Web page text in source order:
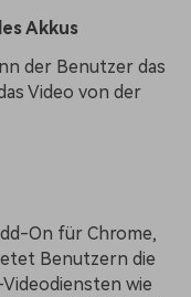
Akkus
der Benutzer das
Video von der
On für Chrome,
Benutzern die
wie